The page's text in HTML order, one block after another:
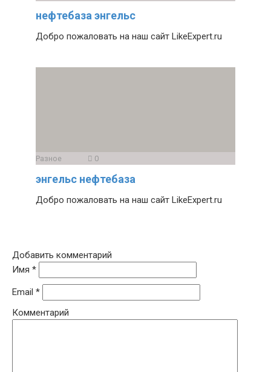
нефтебаза энгельс
Добро пожаловать на наш сайт LikeExpert.ru
Разное 0
энгельс нефтебаза
Добро пожаловать на наш сайт LikeExpert.ru
Добавить комментарий
Имя *
Email *
Комментарий